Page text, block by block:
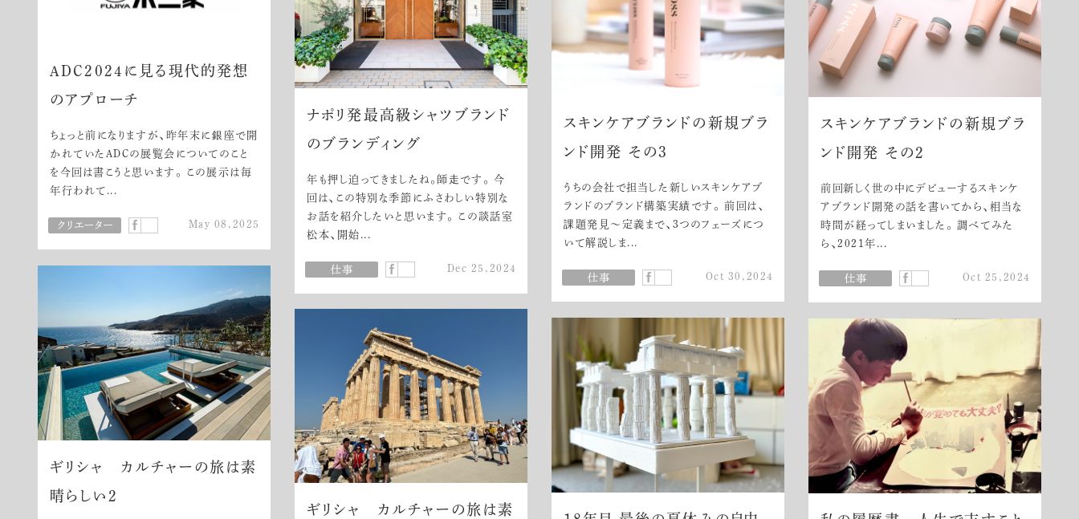
ADC2024に見る現代的発想
のアプローチ
ちょっと前になりますが、昨年末に銀座で開
かれていたADCの展覧会についてのこと
を今回は書こうと思います。 この展示は毎
年行われて...
May 08,2025
ナポリ発最高級シャツブランド
のブランディング
年も押し迫ってきましたね。師走です。 今
回は、この特別な季節にふさわしい特別な
お話を紹介したいと思います。 この談話室
松本、開始...
Dec 25,2024
スキンケアブランドの新規ブラ
ンド開発 その3
うちの会社で担当した新しいスキンケアブ
ランドのブランド構築実績です。 前回は、
課題発見～定義まで、3つのフェーズにつ
いて解説しま...
Oct 30,2024
スキンケアブランドの新規ブラ
ンド開発 その2
前回新しく世の中にデビューするスキンケ
アブランド開発の話を書いてから、相当な
時間が経ってしまいました。 調べてみた
ら、2021年...
Oct 25,2024
ギリシャ カルチャーの旅は素
晴らしい2
ギリシャ カルチャーの旅は素